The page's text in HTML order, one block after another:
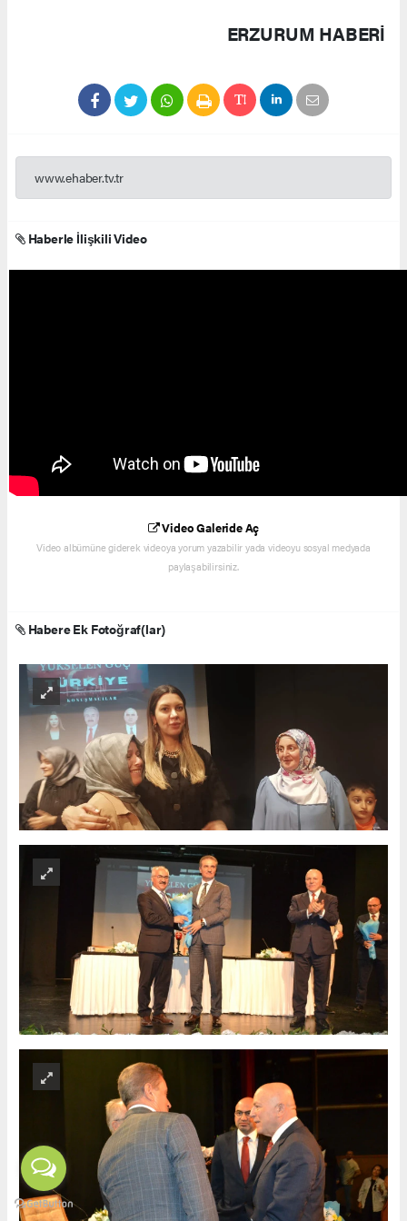
ERZURUM HABERİ
www.ehaber.tv.tr
Haberle İlişkili Video
Video Galeride Aç
Video albümüne giderek videoya yorum yazabilir yada videoyu sosyal medyada
paylaşabilirsiniz.
Habere Ek Fotoğraf(lar)